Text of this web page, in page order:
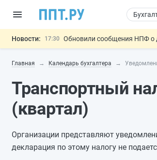
Новости: 17:30 Обновили сообщения НПФ о
16:44 Систему страхования
11:33
Важно Подписан закон
Главная Календарь бухгалтера
Транспортный
(квартал)
Организации представляют
декларация по этому налогу не